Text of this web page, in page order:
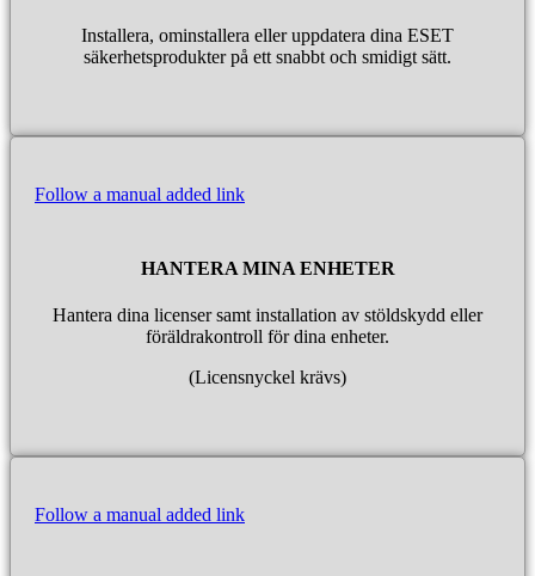
Installera, ominstallera eller uppdatera dina ESET
säkerhetsprodukter på ett snabbt och smidigt sätt.
Follow a manual added link
HANTERA MINA ENHETER
Hantera dina licenser samt installation av stöldskydd eller
föräldrakontroll för dina enheter.
(Licensnyckel krävs)
Follow a manual added link